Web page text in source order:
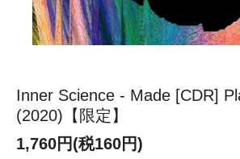
Inner Science - Made [CDR]
(2020)【限定】
1,760円(税160円)